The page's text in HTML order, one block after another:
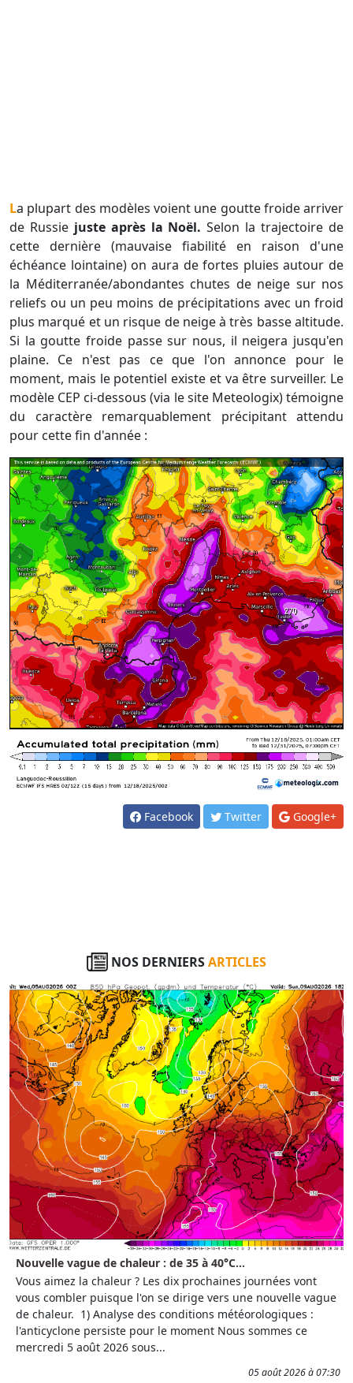
La plupart des modèles voient une goutte froide arriver
de Russiejuste après la Noël.Selon la trajectoire de
cette dernière (mauvaise fiabilité en raison d'une
échéance lointaine) on aura de fortes pluies autour de
la Méditerranée/abondantes chutes de neige sur nos
reliefs ou un peu moins de précipitations avec un froid
plus marqué et un risque de neige à très basse altitude.
Si la goutte froide passe sur nous, il neigera jusqu'en
plaine. Ce n'est pas ce que l'on annonce pour le
moment, mais le potentiel existe et va être surveiller. Le
modèle CEP ci-dessous (via le site Meteologix) témoigne
du caractère remarquablement précipitant attendu
pour cette fin d'année :
Facebook Twitter Google+
NOS DERNIERSARTICLES
Nouvelle vague de chaleur : de 35 à 40°C...
Vous aimez la chaleur ? Les dix prochaines journées vont
vous combler puisque l'on se dirige vers une nouvelle vague
de chaleur. 1) Analyse des conditions météorologiques :
l'anticyclone persiste pour le moment Nous sommes ce
mercredi 5 août 2026 sous...
05 août 2026 à 07:30